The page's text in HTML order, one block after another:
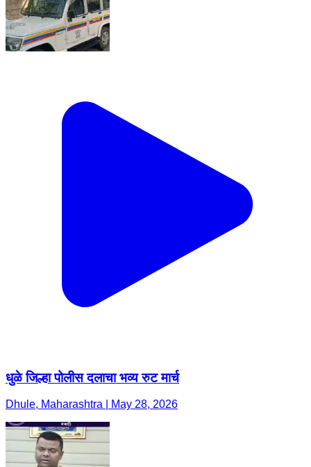
धुळे जिल्हा पोलीस दलाचा भव्य रुट मार्च
Dhule, Maharashtra | May 28, 2026